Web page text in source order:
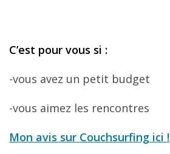
C’est pour vous si :
-vous avez un petit budget
-vous aimez les rencontres
Mon avis sur Couchsurfing ici !